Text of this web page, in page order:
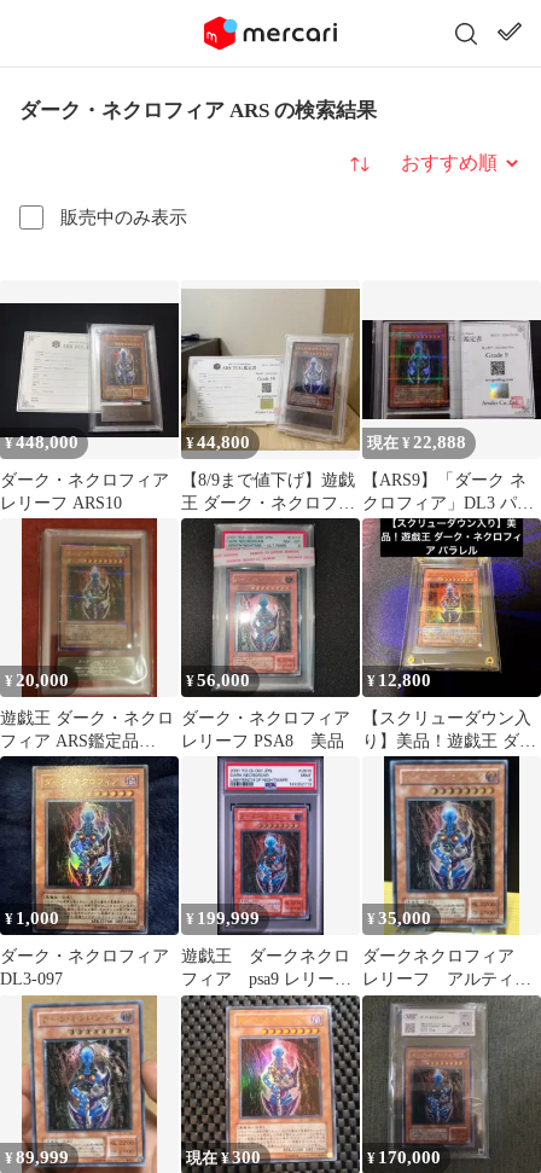
ダーク・ネクロフィア ARS の検索結果
販売中のみ表示
並び替え
¥448,000
ダーク・ネクロフィア
レリーフ ARS10
¥44,800
【8/9まで値下げ】遊戯
王 ダーク・ネクロフィ
ア 初期ARS10 鑑定書付
現在 ¥ 22,888
【ARS9】「ダーク ネ
クロフィア」DL3 パラ
レル
¥ 20,000
遊戯王 ダーク・ネクロ
フィア ARS鑑定品
Grade 9 ウルトラパラレ
¥56,000
ダーク・ネクロフィア
レリーフ PSA8 美品
¥ 12,800
【スクリューダウン入
り】美品！遊戯王 ダー
ク・ネクロフィア パラ
レル
¥ 1,000
ダーク・ネクロフィア
DL3-097
¥ 199,999
遊戯王 ダークネクロ
フィア psa9 レリー
フ アルティメット
五つ目
¥35,000
ダークネクロフィア
レリーフ アルティメ
ットレア ダーク・ネ
クロフィア 遊戯王
¥89,999 現在 ¥300 ¥ 170,000